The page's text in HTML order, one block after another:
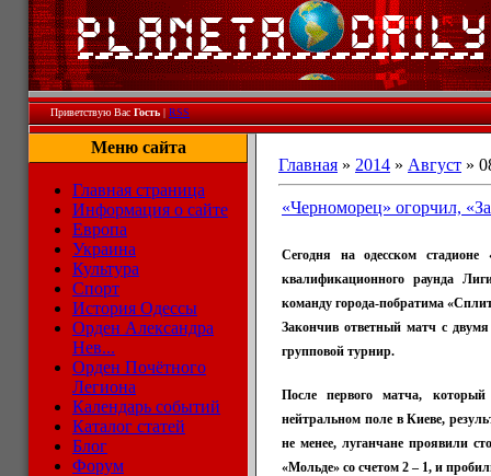
Приветствую Вас Гость|RSS
Меню сайта
Главная страница
Информация о сайте
Европа
Украина
Культура
Спорт
История Одессы
Орден Александра
Нев...
Орден Почётного
Легиона
Календарь событий
Каталог статей
Блог
Форум
Главная » 2014 » Август »
«Черноморец» огорчил,
Сегодня на одесском
квалификационного раунда
команду города-побратима
Закончив ответный матч с
групповой турнир.
После первого матча,
нейтральном поле в Киеве,
не менее, луганчане проявили
«Мольде» со счетом 2 – 1, и